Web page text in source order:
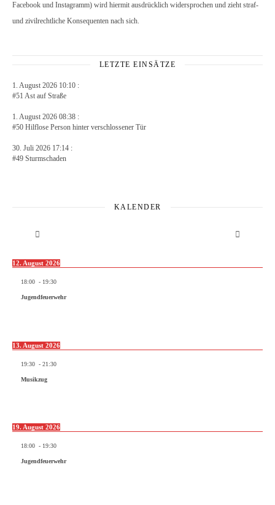
Facebook und Instagramm) wird hiermit ausdrücklich widersprochen und zieht straf-
und zivilrechtliche Konsequenten nach sich.
LETZTE EINSÄTZE
1. August 2026 10:10 :
#51 Ast auf Straße
1. August 2026 08:38 :
#50 Hilflose Person hinter verschlossener Tür
30. Juli 2026 17:14 :
#49 Sturmschaden
KALENDER
12. August 2026
18:00 - 19:30
Jugendfeuerwehr
13. August 2026
19:30 - 21:30
Musikzug
19. August 2026
18:00 - 19:30
Jugendfeuerwehr